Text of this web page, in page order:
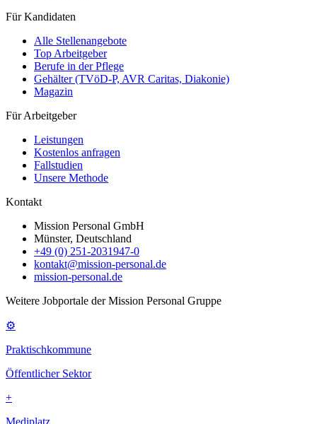
Für Kandidaten
Alle Stellenangebote
Top Arbeitgeber
Berufe in der Pflege
Gehälter (TVöD-P, AVR Caritas, Diakonie)
Magazin
Für Arbeitgeber
Leistungen
Kostenlos anfragen
Fallstudien
Unsere Methode
Kontakt
Mission Personal GmbH
Münster, Deutschland
+49 (0) 251-2031947-0
kontakt@mission-personal.de
mission-personal.de
Weitere Jobportale der Mission Personal Gruppe
⚙
Praktischkommune
Öffentlicher Sektor
+
Mediplatz